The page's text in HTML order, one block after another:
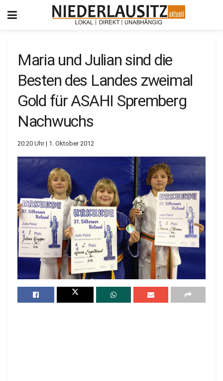
Maria und Julian sind die
Besten des Landes zweimal
Gold für ASAHI Spremberg
Nachwuchs
20:20 Uhr | 1. Oktober 2012